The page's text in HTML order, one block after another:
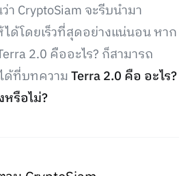
า CryptoSiam จะรีบนำมา
ด้โดยเร็วที่สุดอย่างแน่นอน หาก
2.0 คืออะไร? ก็สามารถ
ด้ที่บทความ Terra 2.0 คือ อะไร?
หรือไม่?